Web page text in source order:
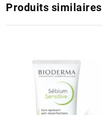
Produits similaires